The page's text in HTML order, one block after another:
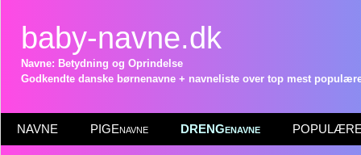
baby-navne.dk
Navne: Betydning og Oprindelse
Godkendte danske børnenavne + navneliste over top mest
NAVNE PIGEnavne DRENGenavne POPULÆRE